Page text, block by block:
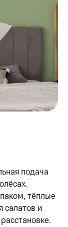
подача
тёплые
салатов и